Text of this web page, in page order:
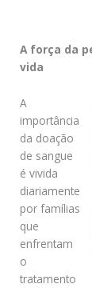
A força da
vida
A
importância
da doação
de sangue
é vivida
diariamente
por famílias
que
enfrentam
o
tratamento